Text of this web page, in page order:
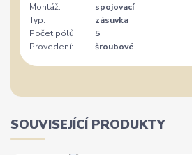
Montáž:
spojovací
Typ:
zásuvka
Počet pólů:
5
Provedení:
šroubové
SOUVISEJÍCÍ PRODUKTY